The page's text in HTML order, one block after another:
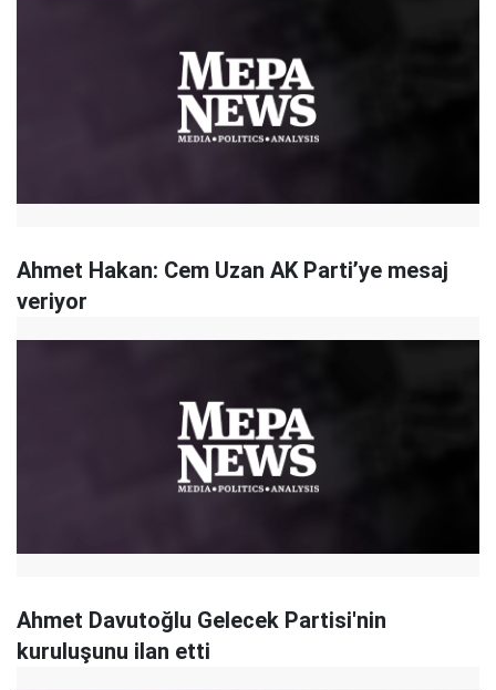
Ahmet Hakan: Cem Uzan AK Parti’ye mesaj
veriyor
Ahmet Davutoğlu Gelecek Partisi'nin
kuruluşunu ilan etti